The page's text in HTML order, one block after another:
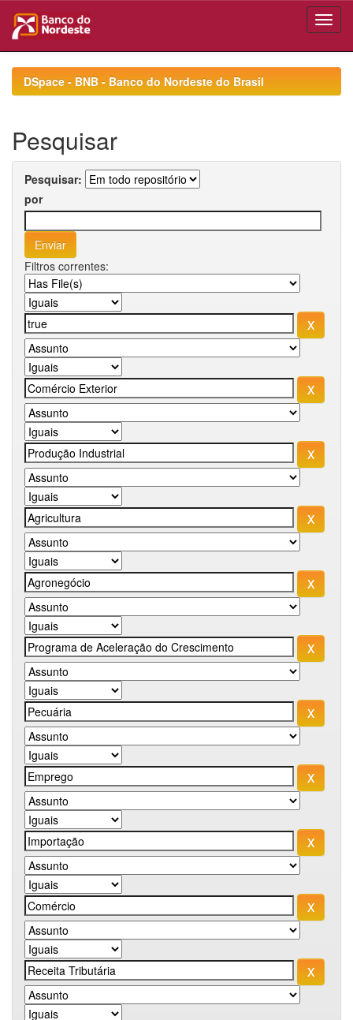
navigationDSpace - BNB - Banco do Nordeste do Brasil
Pesquisar
Pesquisar:
por
Filtros correntes: